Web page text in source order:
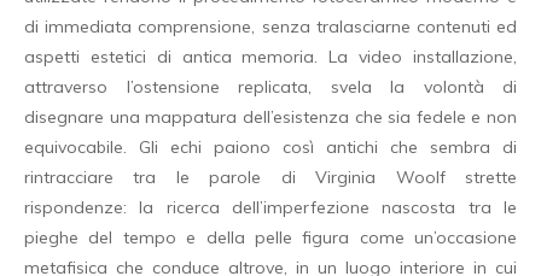
di immediata comprensione, senza tralasciarne contenuti ed
aspetti estetici di antica memoria. La video installazione,
attraverso l’ostensione replicata, svela la volontà di
disegnare una mappatura dell’esistenza che sia fedele e non
equivocabile. Gli echi paiono così antichi che sembra di
rintracciare tra le parole di Virginia Woolf strette
rispondenze: la ricerca dell’imperfezione nascosta tra le
pieghe del tempo e della pelle figura come un’occasione
metafisica che conduce altrove, in un luogo interiore in cui